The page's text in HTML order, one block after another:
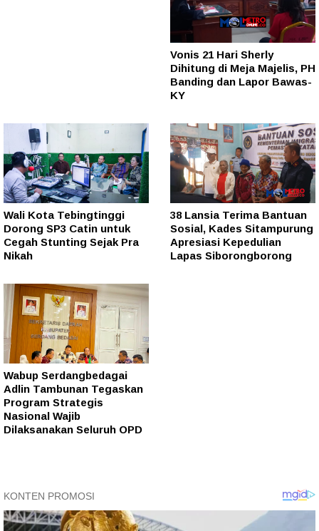
Vonis 21 Hari Sherly
Dihitung di Meja Majelis, PH
Banding dan Lapor Bawas-
KY
Wali Kota Tebingtinggi
Dorong SP3 Catin untuk
Cegah Stunting Sejak Pra
Nikah
38 Lansia Terima Bantuan
Sosial, Kades Sitampurung
Apresiasi Kepedulian
Lapas Siborongborong
Wabup Serdangbedagai
Adlin Tambunan Tegaskan
Program Strategis
Nasional Wajib
Dilaksanakan Seluruh OPD